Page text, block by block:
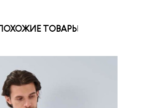
ПОХОЖИЕ ТОВАРЫ